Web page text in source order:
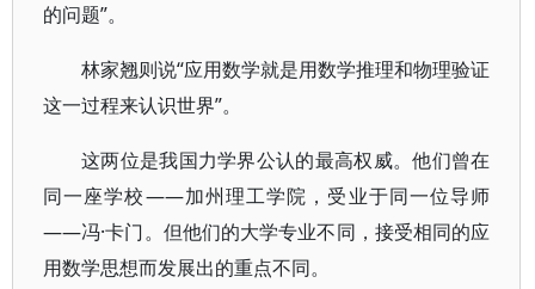
的问题”。
林家翘则说“应用数学就是用数学推理和物理验证
这一过程来认识世界”。
这两位是我国力学界公认的最高权威。他们曾在
同一座学校——加州理工学院，受业于同一位导师
——冯·卡门。但他们的大学专业不同，接受相同的应
用数学思想而发展出的重点不同。